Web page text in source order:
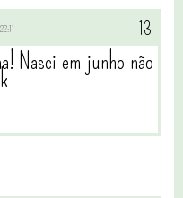
Nasci em junho não